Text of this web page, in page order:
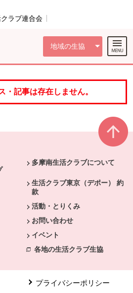
ラブ連合会
地域の生協
ューです。
キップする
まで。
・記事は存在しません。
多摩南生活クラブについて
生活クラブ東京（デポー） 約
款
活動・とりくみ
お問い合わせ
イベント
各地の生活クラブ生協
プライバシーポリシー